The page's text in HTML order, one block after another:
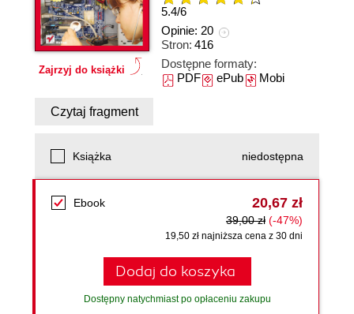
Zajrzyj do książki
5.4/6
Opinie: 20
Stron: 416
Dostępne formaty:
PDFePubMobi
Czytaj fragment
Książka niedostępna
Ebook 20,67 zł
39,00 zł (-47%)
19,50 zł najniższa cena z 30 dni
Dodaj do koszyka
Dostępny natychmiast po opłaceniu zakupu